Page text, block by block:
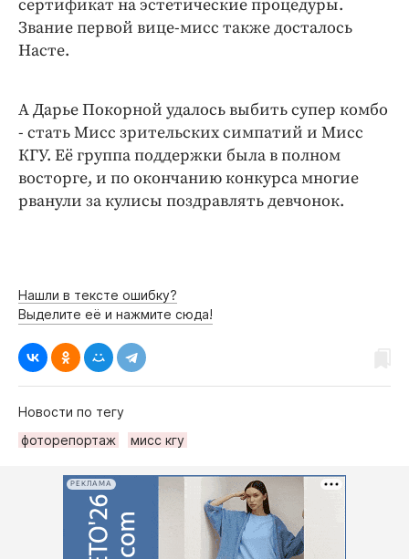
сертификат на эстетические процедуры.
Звание первой вице-мисс также досталось
Насте.
А Дарье Покорной удалось выбить супер комбо
- стать Мисс зрительских симпатий и Мисс
КГУ. Её группа поддержки была в полном
восторге, и по окончанию конкурса многие
рванули за кулисы поздравлять девчонок.
Нашли в тексте ошибку?
Выделите её и нажмите сюда!
Новости по тегу
фоторепортаж
мисс кгу
РЕКЛАМА